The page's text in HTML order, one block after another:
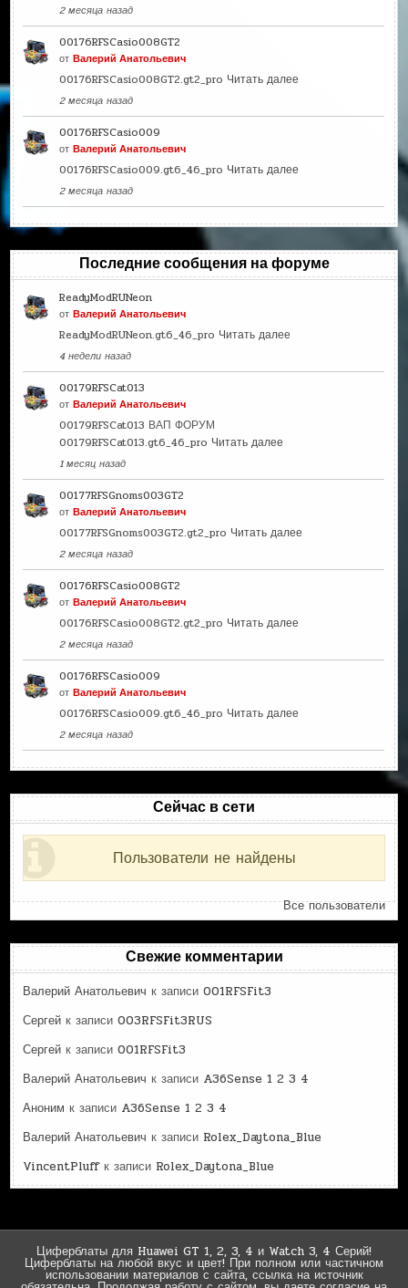
2 месяца назад
00176RFSCasio008GT2
отВалерий Анатольевич
00176RFSCasio008GT2.gt2_pro Читать далее
2 месяца назад
00176RFSCasio009
отВалерий Анатольевич
00176RFSCasio009.gt6_46_pro Читать далее
2 месяца назад
Последние сообщения на форуме
ReadyModRUNeon
отВалерий Анатольевич
ReadyModRUNeon.gt6_46_pro Читать далее
4 недели назад
00179RFSCat013
отВалерий Анатольевич
00179RFSCat013 ВАП ФОРУМ
00179RFSCat013.gt6_46_pro Читать далее
1 месяц назад
00177RFSGnoms003GT2
отВалерий Анатольевич
00177RFSGnoms003GT2.gt2_pro Читать далее
2 месяца назад
00176RFSCasio008GT2
отВалерий Анатольевич
00176RFSCasio008GT2.gt2_pro Читать далее
2 месяца назад
00176RFSCasio009
отВалерий Анатольевич
00176RFSCasio009.gt6_46_pro Читать далее
2 месяца назад
Сейчас в сети
Пользователи не найдены
Все пользователи
Свежие комментарии
Валерий Анатольевич к записи001RFSFit3
Сергей к записи003RFSFit3RUS
Сергей к записи001RFSFit3
Валерий Анатольевич к записи A36Sense 1 2 3 4
Аноним к записи A36Sense 1 2 3 4
Валерий Анатольевич к записи Rolex_Daytona_Blue
VincentPluffк записи Rolex_Daytona_Blue
Циферблаты для Huawei GT 1, 2, 3, 4 и Watch 3, 4 Серий!
Циферблаты на любой вкус и цвет! При полном или частичном
использовании материалов с сайта, ссылка на источник